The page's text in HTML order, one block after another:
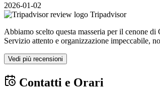
2026-01-02
Tripadvisor
Abbiamo scelto questa masseria per il cenone
Servizio attento e organizzazione impeccabile,
Vedi più recensioni
Contatti e Orari